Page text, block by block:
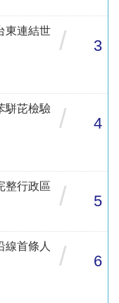
東連結世
/ 3
駢芘檢驗
/ 4
整行政區
/ 5
首條人
/ 6